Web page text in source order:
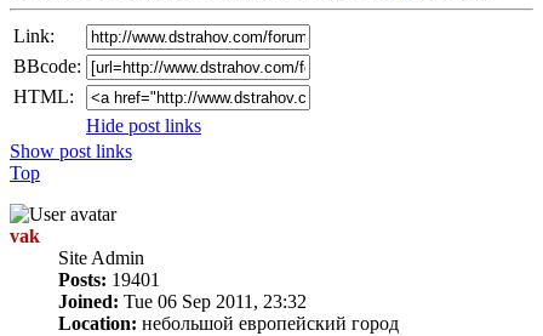
Link:
BBcode:
HTML:
Hide post links
Show post links
Top
vak
Site Admin
Posts: 19401
Joined: Tue 06 Sep 2011, 23:32
Location: небольшой европейский город